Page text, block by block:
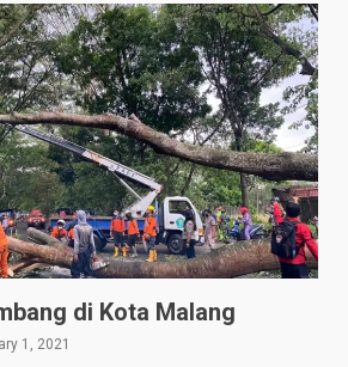
di Kota Malang
1, 2021